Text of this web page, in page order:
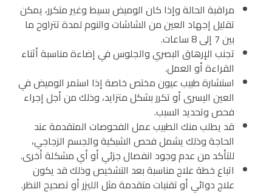
مراقبة الحالة وإذا كان الوميض بسيط وغير متكرر، يمكن
تقليل إجهاد العين من الشاشات والنوم لمدة تتراوح ما
بين 7 إلى 8 ساعات.
تجنب الإرهاق البصري والجلوس في إضاءة مناسبة أثناء
القراءة أو العمل.
استشارة طبيب عيون مختص خاصة إذا استمر الوميض في
العين اليسرى أو تكرر بشكل متزايد، وذلك من أجل إجراء
فحص وتحديد السبب.
قد يطلب منك الطبيب عمل الفحوصات المتقدمة عند
الحاجة وذلك يشمل فحص الشبكية والجسم الزجاجي،
للتأكد من عدم وجود انفصال جزئي أو أي مشكلة أخرى.
اتباع خطة علاج مناسبة بعد التشخيص وذلك قد يكون
علاج دوائي أو تقنيات متقدمة مثل الليزر أو تصحيح النظر.